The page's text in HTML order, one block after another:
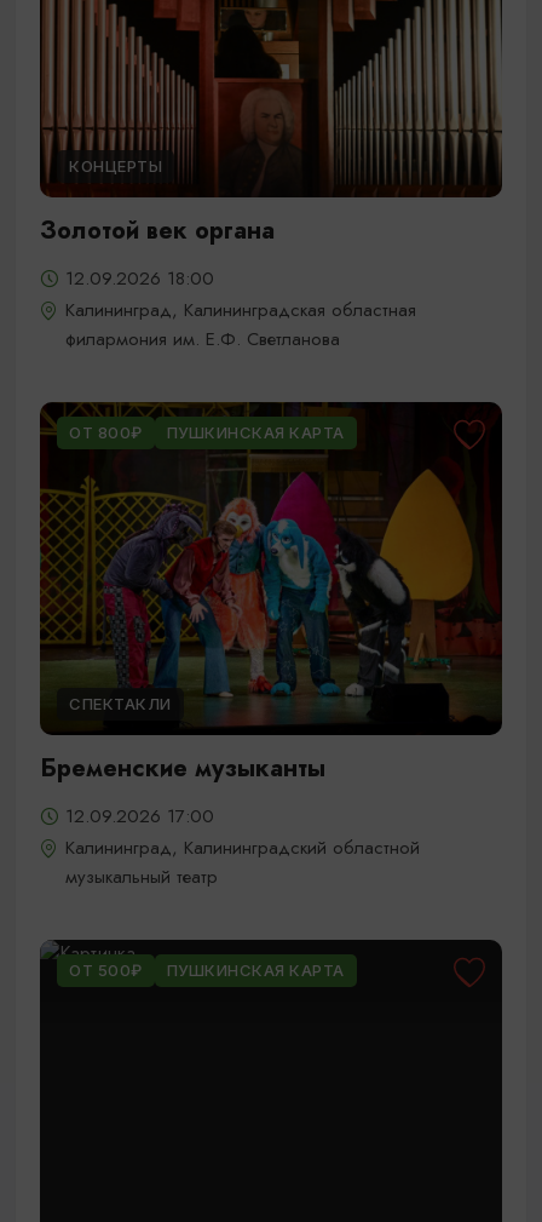
КОНЦЕРТЫ
Золотой век органа
12.09.2026 18:00
Калининград, Калининградская областная
филармония им. Е.Ф. Светланова
ОТ 800₽ ПУШКИНСКАЯ КАРТА
СПЕКТАКЛИ
Бременские музыканты
12.09.2026 17:00
Калининград, Калининградский областной
музыкальный театр
ОТ 500₽ ПУШКИНСКАЯ КАРТА